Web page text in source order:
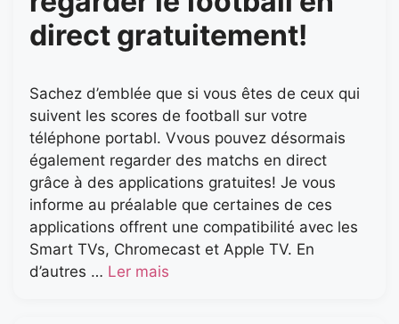
direct gratuitement!
Sachez d’emblée que si vous êtes de ceux qui
suivent les scores de football sur votre
téléphone portabl. Vvous pouvez désormais
également regarder des matchs en direct
grâce à des applications gratuites! Je vous
informe au préalable que certaines de ces
applications offrent une compatibilité avec les
Smart TVs, Chromecast et Apple TV. En
d’autres … Ler mais